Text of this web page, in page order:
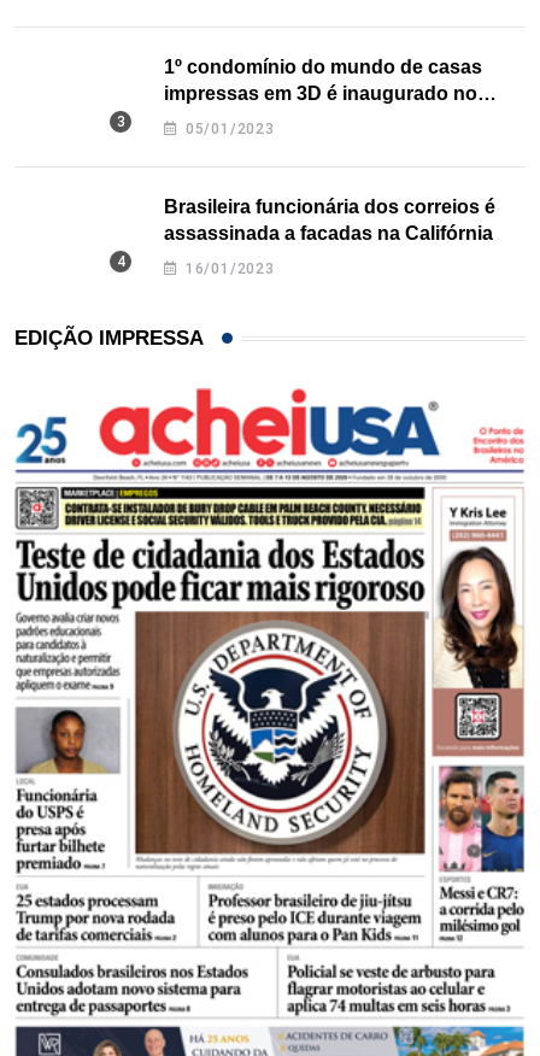
1º condomínio do mundo de casas
impressas em 3D é inaugurado no
Texas
05/01/2023
Brasileira funcionária dos correios é
assassinada a facadas na Califórnia
16/01/2023
EDIÇÃO IMPRESSA